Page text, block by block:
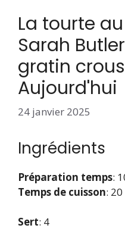
La tourte
Sarah
gratin
Aujourd'hui
24 janvier 2025
Ingrédients
Préparation temps:
Temps de cuisson:
Sert: 4